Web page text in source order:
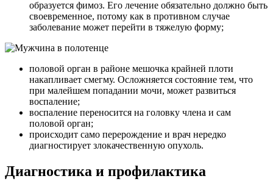
образуется фимоз. Его лечение обязательно должно быть
своевременное, потому как в противном случае
заболевание может перейти в тяжелую форму;
половой орган в районе мешочка крайней плоти
накапливает смегму. Осложняется состояние тем, что
при малейшем попадании мочи, может развиться
воспаление;
воспаление переносится на головку члена и сам
половой орган;
происходит само перерождение и врач нередко
диагностирует злокачественную опухоль.
Диагностика и профилактика